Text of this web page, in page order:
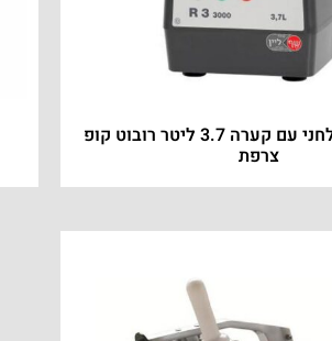
מעבד מזון שולחני עם קערה 3.7 ליטר רובוט קופ
צרפת